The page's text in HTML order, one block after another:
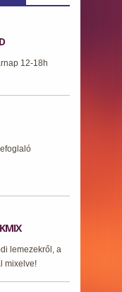
12-18h
lemezekről, a
mixelve!